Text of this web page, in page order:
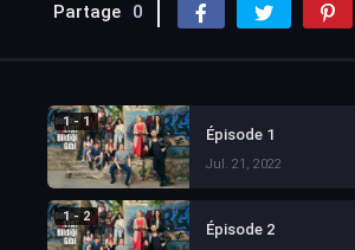
Partage 0
1 - 1
Épisode 1
Jul. 21, 2022
1 - 2
Épisode 2